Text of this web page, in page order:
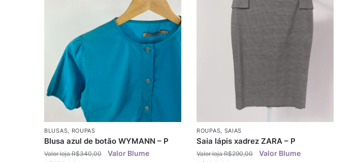
BLUSAS ROUPAS
Blusa azul de botão WYMANN – P
R$340,00
ROUPAS SAIAS
Saia lápis xadrez ZARA – P
R$290,00